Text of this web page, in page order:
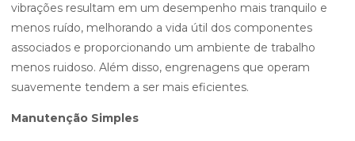
vibrações resultam em um desempenho mais tranquilo e
menos ruído, melhorando a vida útil dos componentes
associados e proporcionando um ambiente de trabalho
menos ruidoso. Além disso, engrenagens que operam
suavemente tendem a ser mais eficientes.
Manutenção Simples